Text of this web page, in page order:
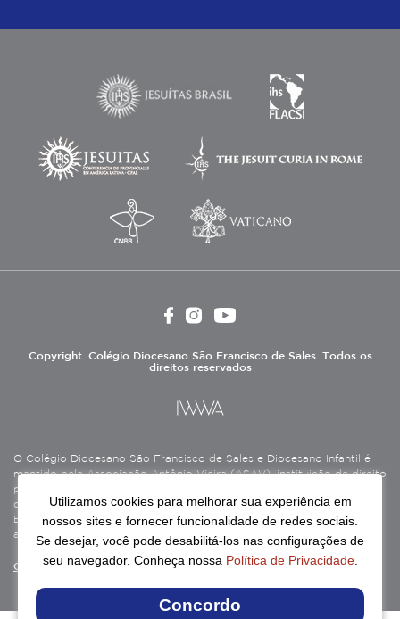
Copyright. Colégio Diocesano São Francisco de Sales. Todos os
direitos reservados
O Colégio Diocesano São Francisco de Sales e Diocesano Infantil é
mantido pela Associação Antônio Vieira (ASAV), instituição de direito
privado sem fins lucrativos, filantrópica, de natureza educativa,
cultural, assistencial e beneficente, certificada como Entidade
Beneficente de Assistência Social (CEBAS), nas áreas de educação e
assistência social.
Continue lendo
Utilizamos cookies para melhorar sua experiência em
nossos sites e fornecer funcionalidade de redes sociais.
Se desejar, você pode desabilitá-los nas configurações de
seu navegador. Conheça nossa Política de Privacidade.
Concordo